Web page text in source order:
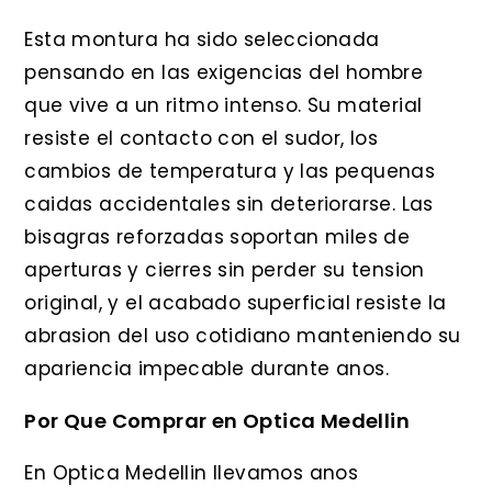
Esta montura ha sido seleccionada
pensando en las exigencias del hombre
que vive a un ritmo intenso. Su material
resiste el contacto con el sudor, los
cambios de temperatura y las pequenas
caidas accidentales sin deteriorarse. Las
bisagras reforzadas soportan miles de
aperturas y cierres sin perder su tension
original, y el acabado superficial resiste la
abrasion del uso cotidiano manteniendo su
apariencia impecable durante anos.
Por Que Comprar en Optica Medellin
En Optica Medellin llevamos anos